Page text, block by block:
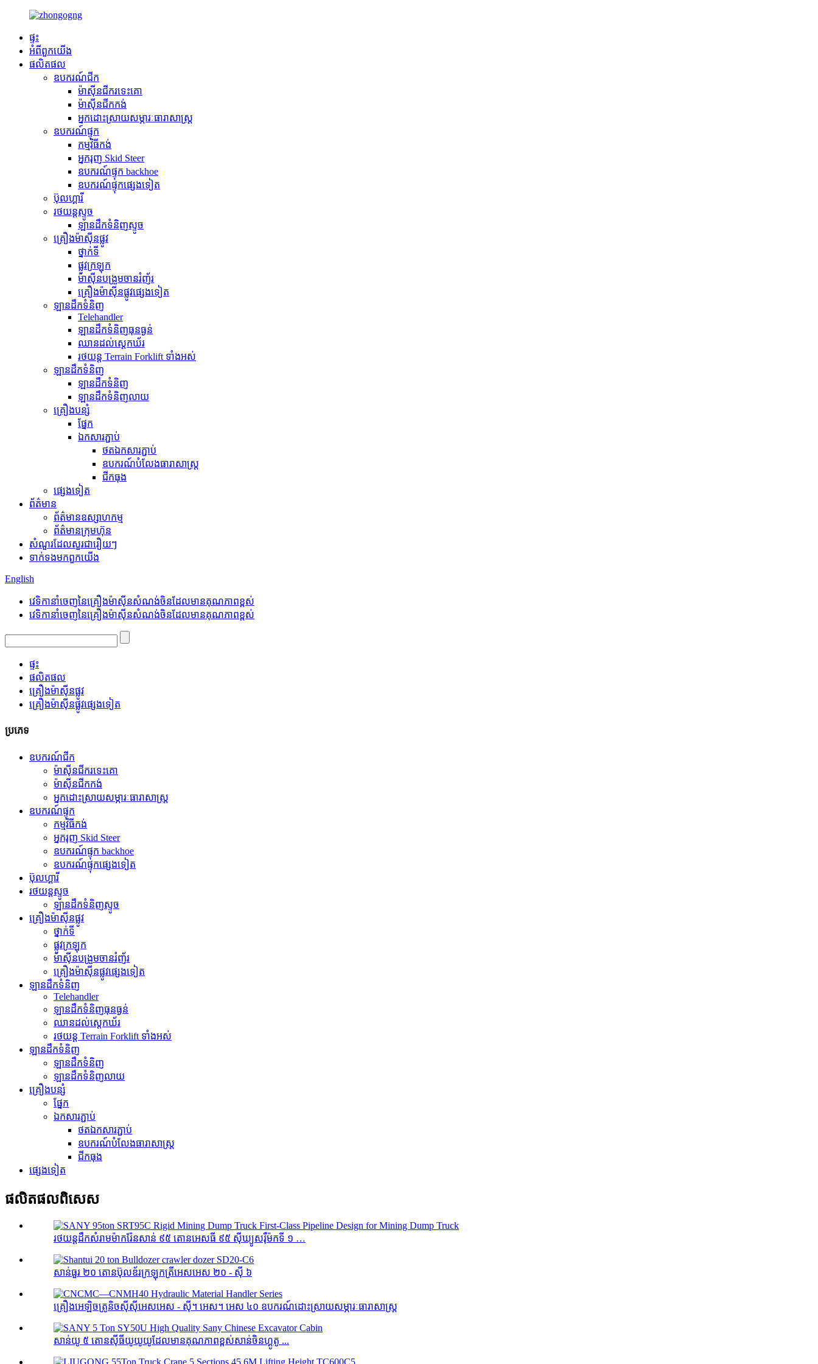
ផ្ទះ
អំពី​ពួក​យើង
ផលិតផល
ឧបករណ៍ជីក
ម៉ាស៊ីនជីករទេះគោ
ម៉ាស៊ីនជីកកង់
អ្នកដោះស្រាយសម្ភារៈធារាសាស្ត្រ
ឧបករណ៍ផ្ទុក
កម្មវិធី​កង់
អ្នករុញ Skid Steer
ឧបករណ៍ផ្ទុក backhoe
ឧបករណ៍ផ្ទុកផ្សេងទៀត
ប៊ុលហ្គារី
រថយន្តស្ទូច
ឡានដឹកទំនិញស្ទូច
គ្រឿងម៉ាស៊ីនផ្លូវ
ថ្នាក់ទី
ផ្លូវក្រឡុក
ម៉ាស៊ីនបង្រួមចានរំញ័រ
គ្រឿងម៉ាស៊ីនផ្លូវផ្សេងទៀត
ឡានដឹកទំនិញ
Telehandler
ឡានដឹកទំនិញធុនធ្ងន់
ឈានដល់ស្តេកឃ័រ
រថយន្ត Terrain Forklift ទាំងអស់
ឡានដឹកទំនិញ
ឡានដឹកទំនិញ
ឡានដឹកទំនិញលាយ
គ្រឿងបន្សំ
ផ្នែក
ឯកសារភ្ជាប់
ថតឯកសារភ្ជាប់
ឧបករណ៍បំលែងធារាសាស្ត្រ
ជីកធុង
ផ្សេងទៀត
ព័ត៌មាន
ព័ត៌មានឧស្សាហកម្ម
ព័ត៌មានក្រុមហ៊ុន
សំណួរដែលសួរជារឿយៗ
ទាក់ទង​មក​ពួក​យើង
English
វេទិកានាំចេញនៃគ្រឿងម៉ាស៊ីនសំណង់ចិនដែលមានគុណភាពខ្ពស់
វេទិកានាំចេញនៃគ្រឿងម៉ាស៊ីនសំណង់ចិនដែលមានគុណភាពខ្ពស់
ផ្ទះ
ផលិតផល
គ្រឿងម៉ាស៊ីនផ្លូវ
គ្រឿងម៉ាស៊ីនផ្លូវផ្សេងទៀត
ប្រភេទ
ឧបករណ៍ជីក
ម៉ាស៊ីនជីករទេះគោ
ម៉ាស៊ីនជីកកង់
អ្នកដោះស្រាយសម្ភារៈធារាសាស្ត្រ
ឧបករណ៍ផ្ទុក
កម្មវិធី​កង់
អ្នករុញ Skid Steer
ឧបករណ៍ផ្ទុក backhoe
ឧបករណ៍ផ្ទុកផ្សេងទៀត
ប៊ុលហ្គារី
រថយន្តស្ទូច
ឡានដឹកទំនិញស្ទូច
គ្រឿងម៉ាស៊ីនផ្លូវ
ថ្នាក់ទី
ផ្លូវក្រឡុក
ម៉ាស៊ីនបង្រួមចានរំញ័រ
គ្រឿងម៉ាស៊ីនផ្លូវផ្សេងទៀត
ឡានដឹកទំនិញ
Telehandler
ឡានដឹកទំនិញធុនធ្ងន់
ឈានដល់ស្តេកឃ័រ
រថយន្ត Terrain Forklift ទាំងអស់
ឡានដឹកទំនិញ
ឡានដឹកទំនិញ
ឡានដឹកទំនិញលាយ
គ្រឿងបន្សំ
ផ្នែក
ឯកសារភ្ជាប់
ថតឯកសារភ្ជាប់
ឧបករណ៍បំលែងធារាសាស្ត្រ
ជីកធុង
ផ្សេងទៀត
ផលិតផល​ពិសេស
រថយន្តដឹកសំរាមម៉ាករ៉ែនសាន់ ៩៥ តោនអេសធី ៩៥ ស៊ីឃ្យូសរ៉ឺម៉កទី ១ …
សាន់ធួរ ២០ តោនប៊ុលឌ័រក្រឡុកត្រីអេសអេស ២០ - ស៊ី ៦
គ្រឿងអេឡិចត្រូនិចស៊ីស៊ីអេសអេស - ស៊ី។ អេស។ អេស ៤០ ឧបករណ៍ដោះស្រាយសម្ភារៈធារាសាស្ត្រ
សាន់យូ ៥ តោនស៊ីធីយូយូយូដែលមានគុណភាពខ្ពស់សាន់ចិនហ្គូតូ ...